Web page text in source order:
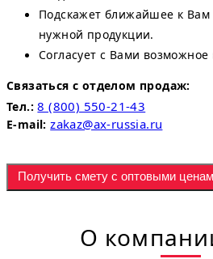
Подскажет ближайшее к
нужной продукции.
Согласует с Вами возможное
Связаться с отделом продаж:
Тел.: 8 (800) 550-21-43
E-mail: zakaz@ax-russia.ru
Получить смету с оптовыми
О